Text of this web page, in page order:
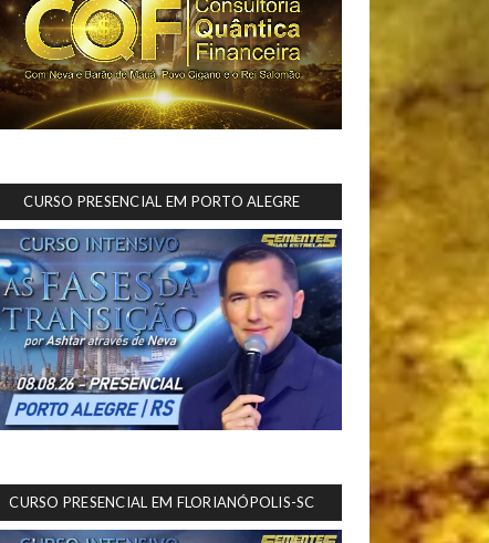
CURSO PRESENCIAL EM PORTO ALEGRE
CURSO PRESENCIAL EM FLORIANÓPOLIS-SC